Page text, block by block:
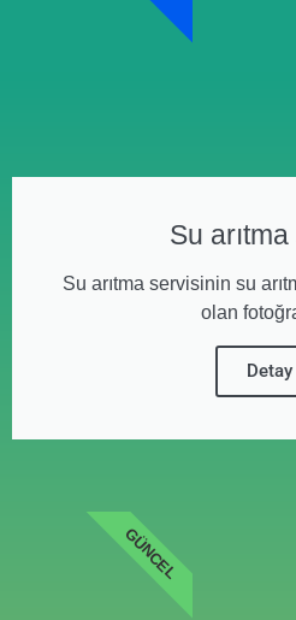
Su
Su arıtma servisinin su
olan
Detay
GÜNCEL